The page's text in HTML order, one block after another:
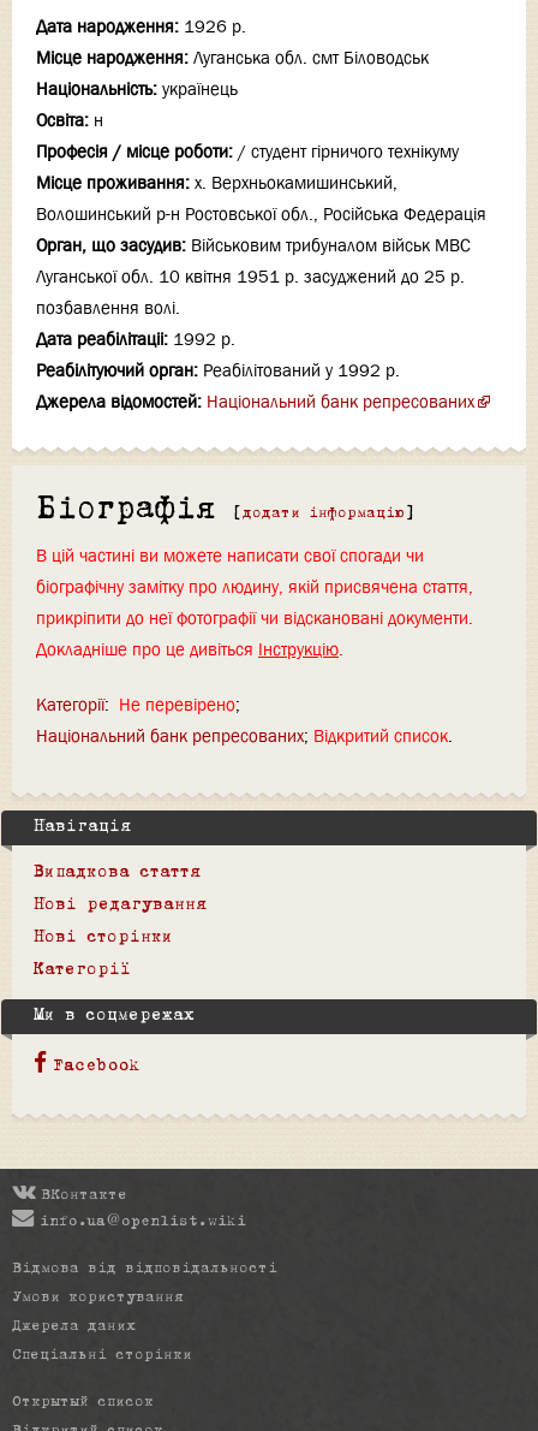
Дата народження: 1926 р.
Місце народження: Луганська обл. смт Біловодськ
Національність: українець
Освіта: н
Професія / місце роботи: / студент гірничого технікуму
Місце проживання: х. Верхньокамишинський,
Волошинський р-н Ростовської обл., Російська Федерація
Орган, що засудив: Військовим трибуналом військ МВС
Луганської обл. 10 квітня 1951 р. засуджений до 25 р.
позбавлення волі.
Дата реабілітаціi: 1992 р.
Реабілітуючий орган: Реабілітований у 1992 р.
Джерела відомостей: Національний банк репресованих
Біографія [ додати інформацію ]
В цій частині ви можете написати свої спогади чи
біографічну замітку про людину, якій присвячена стаття,
прикріпити до неї фотографії чи відскановані документи.
Докладніше про це дивіться Інструкцію.
Категорії: Не перевірено
Національний банк репресованих Відкритий список
Навігація
Випадкова стаття
Нові редагування
Нові сторінки
Категорії
Ми в соцмережах
Facebook
ВКонтакте
info.ua@openlist.wiki
Відмова від відповідальності
Умови користування
Джерела даних
Спеціальні сторінки
Открытый список